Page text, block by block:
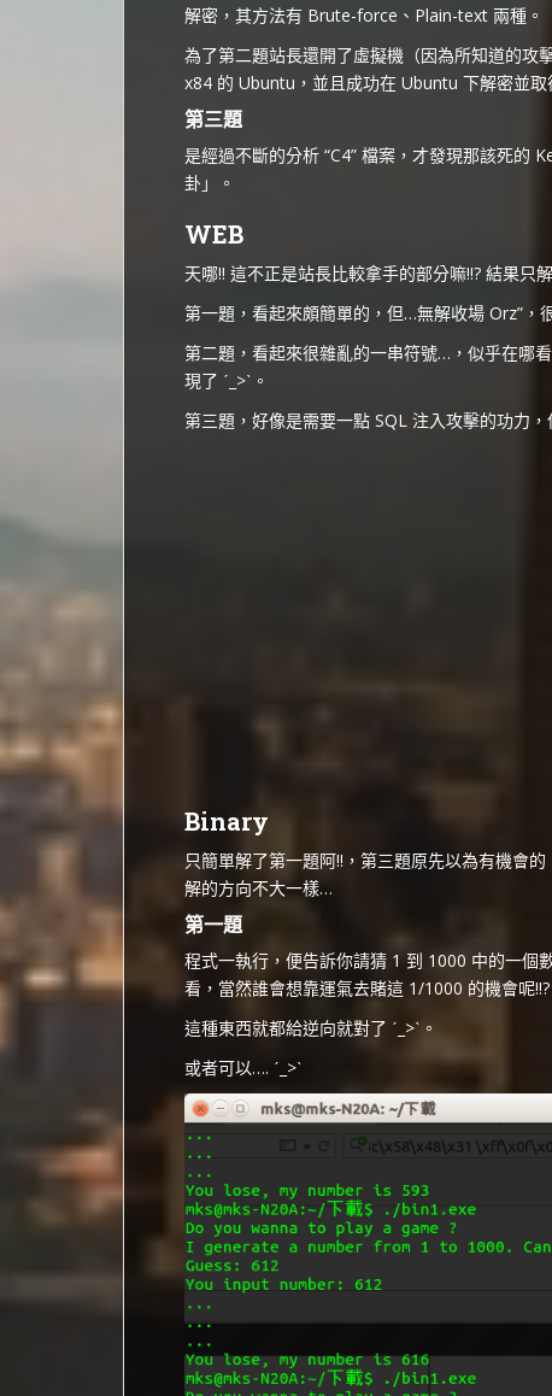
解密，其方法有 Brute-force、Plain-text 兩種。
為了第二題站長還開了虛擬機（因為所知道的攻
x84 的 Ubuntu，並且成功在 Ubuntu 下解密並取
第三題
是經過不斷的分析 “C4” 檔案，才發現那該死的
卦」。
WEB
天哪!! 這不正是站長比較拿手的部分嘛!!? 結果只
第一題，看起來頗簡單的，但…無解收場 Orz”，
第二題，看起來很雜亂的一串符號…，似乎在哪
現了 ˊ_>ˋ。
第三題，好像是需要一點 SQL 注入攻擊的功力
Binary
只簡單解了第一題阿!!，第三題原先以為有機會
解的方向不大一樣…
第一題
程式一執行，便告訴你請猜 1 到 1000 中的一個
看，當然誰會想靠運氣去賭這 1/1000 的機會呢!!?
這種東西就都給逆向就對了 ˊ_>ˋ。
或者可以…. ˊ_>ˋ